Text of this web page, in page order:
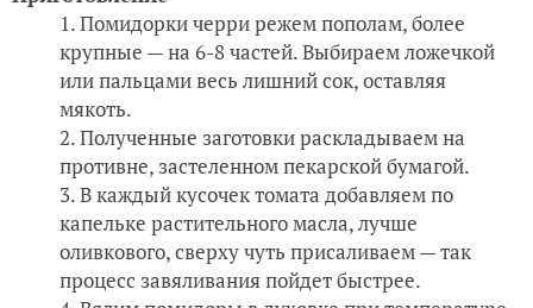
Помидорки черри режем пополам, более
крупные — на 6-8 частей. Выбираем ложечкой
или пальцами весь лишний сок, оставляя
мякоть.
Полученные заготовки раскладываем на
противне, застеленном пекарской бумагой.
В каждый кусочек томата добавляем по
капельке растительного масла, лучше
оливкового, сверху чуть присаливаем — так
процесс завяливания пойдет быстрее.